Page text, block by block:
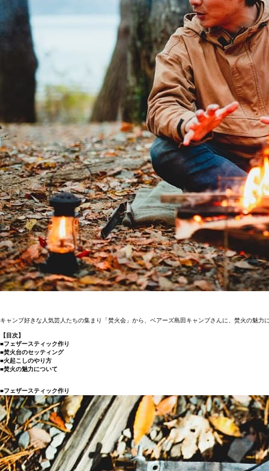
キャンプ好きな人気芸人たちの集まり「焚火会」から、ベアーズ島田キャンプさんに、焚火の魅力
【目次】
■フェザースティック作り
■焚火台のセッティング
■火起こしのやり方
■焚火の魅力について
■フェザースティック作り